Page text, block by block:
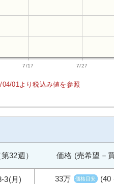
7/17 7/27
01より税込み値を参照
第32週） 価格 (売希望－
3(月) 33万 価格目安 (40